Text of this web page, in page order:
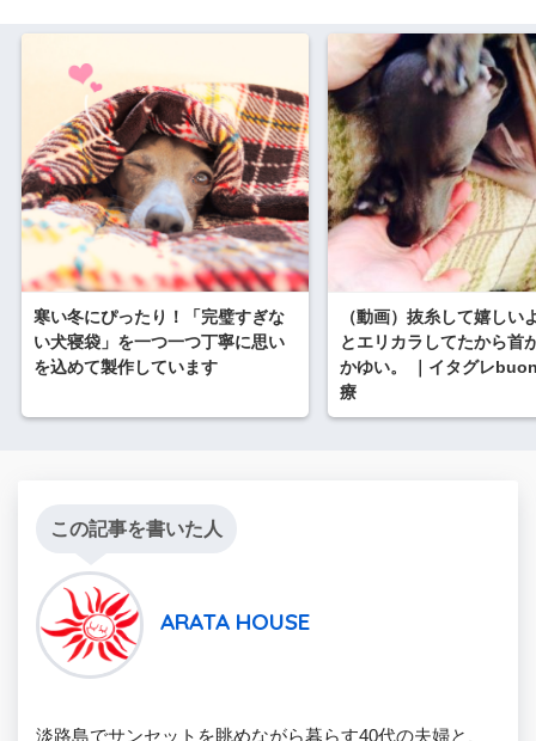
寒い冬にぴったり！「完璧すぎな
い犬寝袋」を一つ一つ丁寧に思い
を込めて製作しています
（動画）抜糸して嬉しい
とエリカラしてたから首
かゆい。 ｜イタグレ
療
この記事を書いた人
ARATA HOUSE
淡路島でサンセットを眺めながら暮らす40代の夫婦と、